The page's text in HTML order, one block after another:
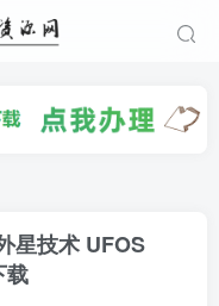
星技术 UFOS
载